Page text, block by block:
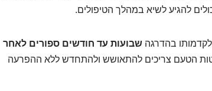
להגיע לשיא במהלך הטיפולים.
בהדרגהשבועות עד חודשים ספורים לאחר
הטעם צריכים להתאושש ולהתחדש ללא ההפרעה